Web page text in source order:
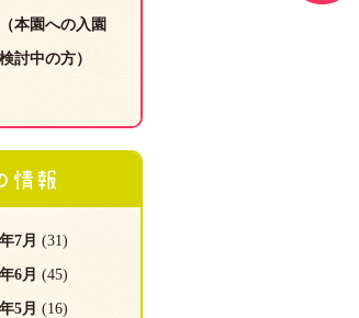
本園への入園
討中の方）
情報
7月 (31)
6月 (45)
5月 (16)